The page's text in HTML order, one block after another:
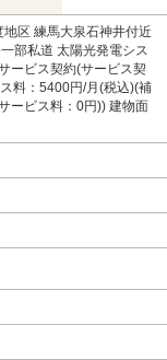
区 練馬大泉石神井付近
部私道 太陽光発電シス
ービス契約(サービス契
料：5400円/月(税込)(補
ービス料：0円)) 建物面